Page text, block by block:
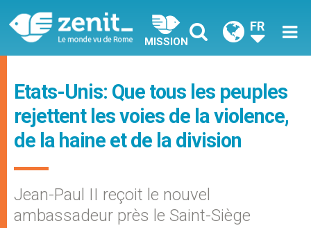
MISSION
FR
Etats-Unis: Que tous les peuples
rejettent les voies de la violence,
de la haine et de la division
Jean-Paul II reçoit le nouvel
ambassadeur près le Saint-Siège